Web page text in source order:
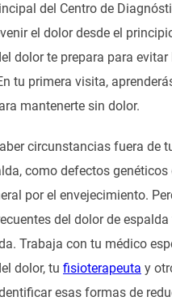
del Centro de
el dolor desde el
dolor te prepara para evitar
tu primera visita,
mantenerte sin dolor.
circunstancias fuera de
como defectos
por el envejecimiento.
del dolor de
Trabaja con tu médico
dolor, tu fisioterapeuta y
esas formas de